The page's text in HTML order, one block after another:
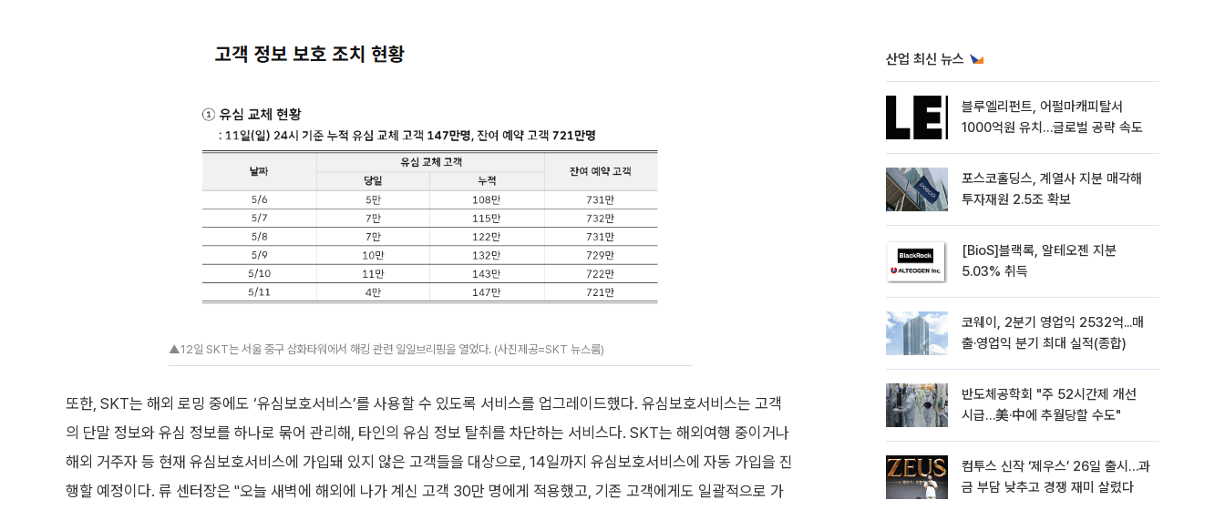
▲12일 SKT는 서울 중구 삼화타워에서 해킹 관련 일일브리핑을 열었다. (사진제공=SKT 뉴스룸)
또한, SKT는 해외 로밍 중에도 ‘유심보호서비스’를 사용할 수 있도록 서비스를 업그레이드했다. 유심보호서비스는 고객
의 단말 정보와 유심 정보를 하나로 묶어 관리해, 타인의 유심 정보 탈취를 차단하는 서비스다. SKT는 해외여행 중이거나
해외 거주자 등 현재 유심보호서비스에 가입돼 있지 않은 고객들을 대상으로, 14일까지 유심보호서비스에 자동 가입을 진
행할 예정이다. 류 센터장은 "오늘 새벽에 해외에 나가 계신 고객 30만 명에게 적용했고, 기존 고객에게도 일괄적으로 가
산업 최신 뉴스
블루엘리펀트, 어펄마캐피탈서
1000억원 유치…글로벌 공략 속도
포스코홀딩스, 계열사 지분 매각해
투자재원 2.5조 확보
[BioS]블랙록, 알테오젠 지분
5.03% 취득
코웨이, 2분기 영업익 2532억...매
출·영업익 분기 최대 실적(종합)
반도체공학회 "주 52시간제 개선
시급…美·中에 추월당할 수도"
컴투스 신작 ‘제우스’ 26일 출시…과
금 부담 낮추고 경쟁 재미 살렸다